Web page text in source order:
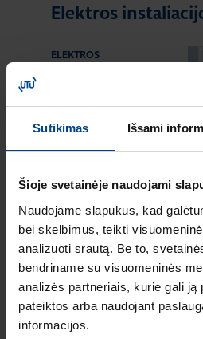
Sutikimas Išsami
Šioje svetainėje naudojami
Naudojame slapukus, kad
bei skelbimus, teikti
analizuoti srautą. Be to,
bendriname su visuomeninės
analizės partneriais, kurie gali ją
pateiktos arba naudojant
informacijos.
Elektros
ELEKTROS
18.2.2026
Skaitymo laikas: 2
intense – kainos ir
kokybės standartas
Europoje
ELEKTROS
INSTALIACIJOS
GAMINIAI
16.12.2025
Skaitymo laikas: 1 min
Naujas HAGER